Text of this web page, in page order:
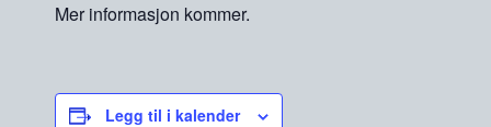
Mer informasjon kommer.
Legg til i kalender